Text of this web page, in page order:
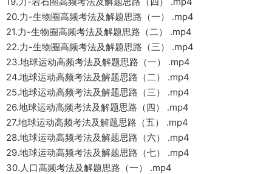
20.力-生物圈高频考法及解题思路（一） .mp4
21.力-生物圈高频考法及解题思路（二） .mp4
22.力-生物圈高频考法及解题思路（三） .mp4
23.地球运动高频考法及解题思路（一） .mp4
24.地球运动高频考法及解题思路（二） .mp4
25.地球运动高频考法及解题思路（三） .mp4
26.地球运动高频考法及解题思路（四） .mp4
27.地球运动高频考法及解题思路（五） .mp4
28.地球运动高频考法及解题思路（六） .mp4
29.地球运动高频考法及解题思路（七） .mp4
30.人口高频考法及解题思路（一） .mp4